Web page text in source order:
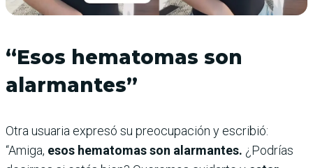
“Esos hematomas son
alarmantes”
Otra usuaria expresó su preocupación y escribió:
“Amiga, esos hematomas son alarmantes. ¿Podrías